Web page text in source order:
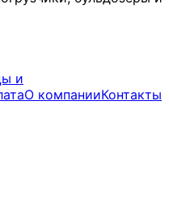
и
О компанииКонтакты